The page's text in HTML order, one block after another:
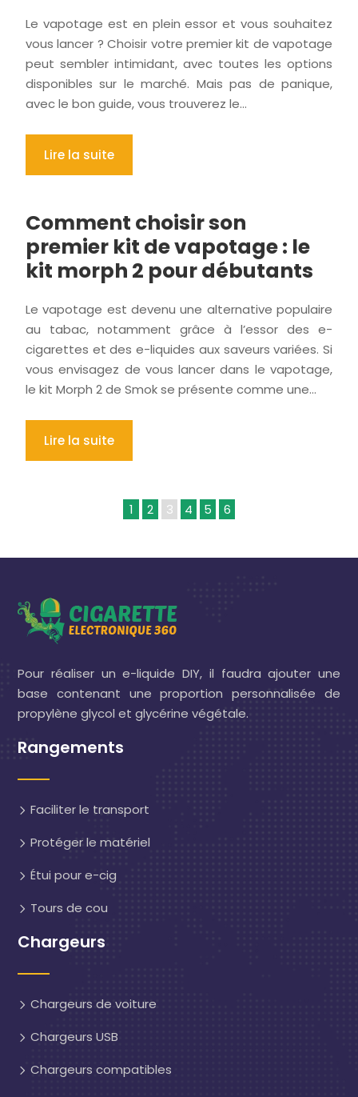
Le vapotage est en plein essor et vous souhaitez
vous lancer ? Choisir votre premier kit de vapotage
peut sembler intimidant, avec toutes les options
disponibles sur le marché. Mais pas de panique,
avec le bon guide, vous trouverez le…
Lire la suite
Comment choisir son
premier kit de vapotage : le
kit morph 2 pour débutants
Le vapotage est devenu une alternative populaire
au tabac, notamment grâce à l’essor des e-
cigarettes et des e-liquides aux saveurs variées. Si
vous envisagez de vous lancer dans le vapotage,
le kit Morph 2 de Smok se présente comme une…
Lire la suite
1 2 3 4 5 6
Pour réaliser un e-liquide DIY, il faudra ajouter une
base contenant une proportion personnalisée de
propylène glycol et glycérine végétale.
Rangements
Faciliter le transport
Protéger le matériel
Étui pour e-cig
Tours de cou
Chargeurs
Chargeurs de voiture
Chargeurs USB
Chargeurs compatibles